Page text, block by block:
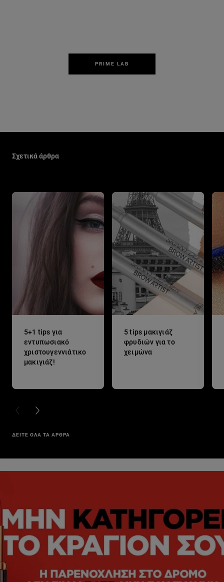
PRIME LAB
Σχετικά άρθρα
5+1 tips για
εντυπωσιακό
χριστουγεννιάτικο
μακιγιάζ!
5 tips μακιγιάζ
φρυδιών για το
χειμώνα
PREVIOUS CARD
NEXT CARD
ΔΕΙΤΕ ΟΛΑ ΤΑ ΑΡΘΡΑ